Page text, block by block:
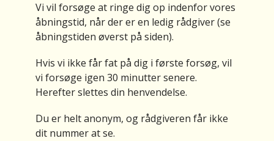
Vi vil forsøge at ringe dig op indenfor vores
åbningstid, når der er en ledig rådgiver (se
åbningstiden øverst på siden).
Hvis vi ikke får fat på dig i første forsøg, vil
vi forsøge igen 30 minutter senere.
Herefter slettes din henvendelse.
Du er helt anonym, og rådgiveren får ikke
dit nummer at se.